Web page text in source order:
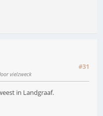
#31
vielzweck
in Landgraaf.